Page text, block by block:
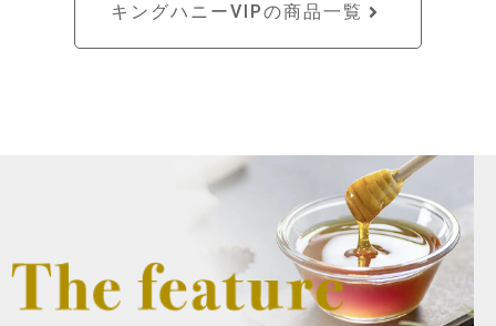
キングハニーVIPの商品一覧